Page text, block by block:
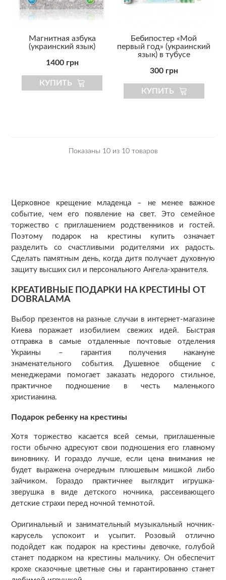
Магнитная азбука
(украинский язык)
1400 грн
КУПИТЬ
Бебипостер «Мой
первый год» (украинский
язык) в тубусе
300 грн
КУПИТЬ
Показаны 10 из 10 товаров
Церковное крещение младенца – не менее важное
событие, чем его появление на свет. Это семейное
торжество с приглашением родственников и гостей.
Поэтому подарок на крестины купить означает
разделить со счастливыми родителями их радость.
Сделать памятным день, когда дитя получает духовную
защиту высших сил и персонального Ангела-хранителя.
КРЕАТИВНЫЕ ПОДАРКИ НА КРЕСТИНЫ ОТ
DOBRALAMA
Выбор презентов на разные случаи в интернет-магазине
Киева поражает изобилием свежих идей. Быстрая
отправка в самые отдаленные почтовые отделения
Украины – гарантия получения накануне
знаменательного события. Душевное общение с
менеджерами помогает заказать недорого стильное,
практичное подношение в честь маленького
христианина.
Подарок ребенку на крестины
Хотя торжество касается всей семьи, приглашенные
гости обычно адресуют свои подношения его главному
виновнику. И гораздо лучше, если цена внимания не
будет выражена очередным плюшевым мишкой либо
зайчиком. Гораздо практичнее выглядит игрушка-
зверушка в виде детского ночника, рассеивающего
детские страхи перед ночной темнотой.
Оригинальный и занимательный музыкальный ночник-
карусель успокоит и усыпит. Розовый отлично
подойдет как подарок на крестины девочке, голубой
станет подарком на крестины мальчику. Он обеспечит
крохе сказочные цветные сны и гарантированно станет